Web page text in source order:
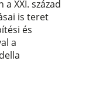
XXI. század
is teret
és
a